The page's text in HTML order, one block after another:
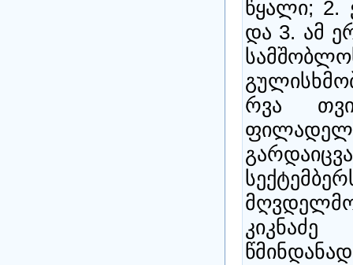
წყალი; 2.
და 3. ამ
რვა